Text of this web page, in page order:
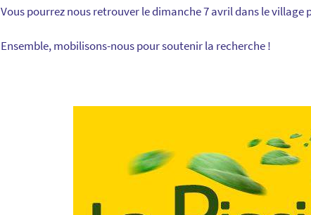
Vous pourrez nous retrouver le dimanche 7 avril dans le village
Ensemble, mobilisons-nous pour soutenir la recherche !